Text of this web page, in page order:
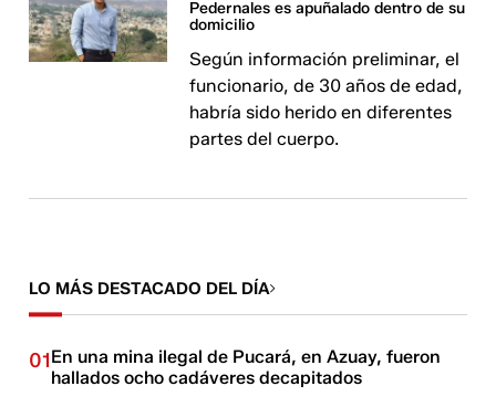
Pedernales es apuñalado dentro de su
domicilio
Según información preliminar, el
funcionario, de 30 años de edad,
habría sido herido en diferentes
partes del cuerpo.
LO MÁS DESTACADO DEL DÍA
01En una mina ilegal de Pucará, en Azuay, fueron
hallados ocho cadáveres decapitados